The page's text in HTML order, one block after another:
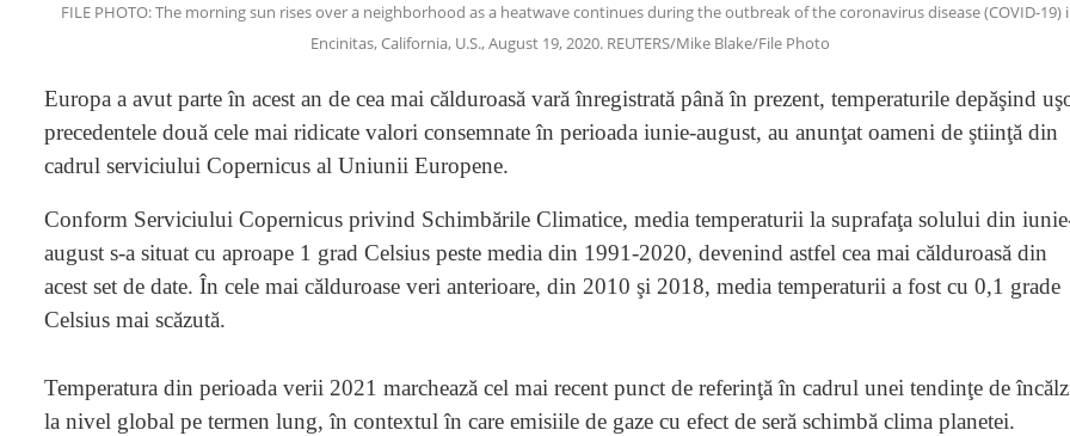
FILE PHOTO: The morning sun rises over a neighborhood as a heatwave continues during the outbreak of the coronavirus disease (COVID-19)
Encinitas, California, U.S., August 19, 2020. REUTERS/Mike Blake/File Photo
Europa a avut parte în acest an de cea mai călduroasă vară înregistrată până în prezent, temperaturile depăşind
precedentele două cele mai ridicate valori consemnate în perioada iunie-august, au anunţat oameni de ştiinţă din
cadrul serviciului Copernicus al Uniunii Europene.
Conform Serviciului Copernicus privind Schimbările Climatice, media temperaturii la suprafaţa solului din
august s-a situat cu aproape 1 grad Celsius peste media din 1991-2020, devenind astfel cea mai călduroasă din
acest set de date. În cele mai călduroase veri anterioare, din 2010 şi 2018, media temperaturii a fost cu 0,1 grade
Celsius mai scăzută.
Temperatura din perioada verii 2021 marchează cel mai recent punct de referinţă în cadrul unei tendinţe de
la nivel global pe termen lung, în contextul în care emisiile de gaze cu efect de seră schimbă clima planetei.